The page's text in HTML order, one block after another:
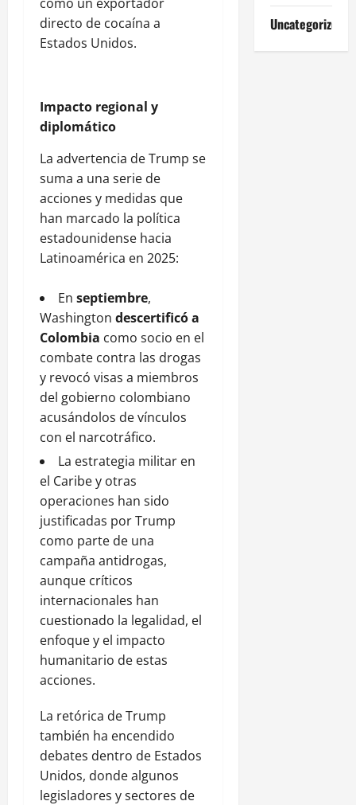
directo de cocaína a
Estados Unidos.
Impacto regional y
diplomático
La advertencia de Trump se
suma a una serie de
acciones y medidas que
han marcado la política
estadounidense hacia
Latinoamérica en 2025:
En septiembre,
Washington descertificó a
Colombia como socio en el
combate contra las drogas
y revocó visas a miembros
del gobierno colombiano
acusándolos de vínculos
con el narcotráfico.
La estrategia militar en
el Caribe y otras
operaciones han sido
justificadas por Trump
como parte de una
campaña antidrogas,
aunque críticos
internacionales han
cuestionado la legalidad, el
enfoque y el impacto
humanitario de estas
acciones.
La retórica de Trump
también ha encendido
debates dentro de Estados
Unidos, donde algunos
legisladores y sectores de
Uncategorized